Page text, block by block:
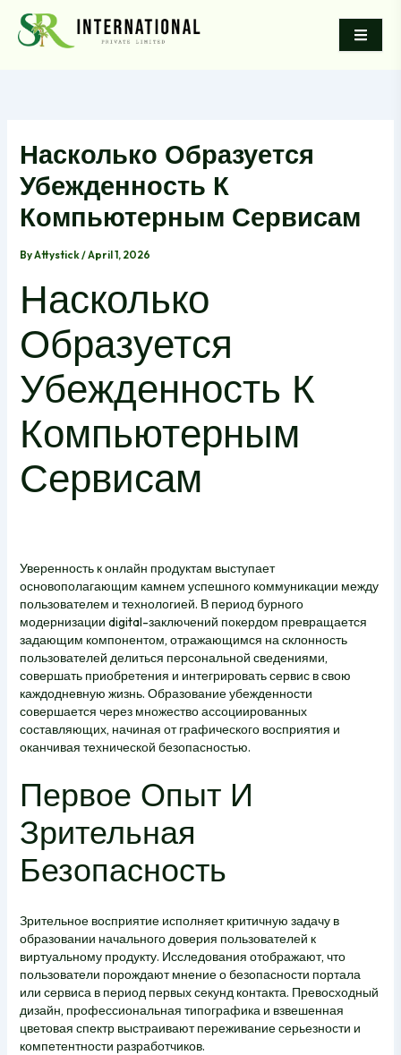
content
Насколько Образуется
Убежденность К
Компьютерным Сервисам
ByAttystick/April 1, 2026
Насколько
Образуется
Убежденность К
Компьютерным
Сервисам
Уверенность к онлайн продуктам выступает
основополагающим камнем успешного коммуникации между
пользователем и технологией. В период бурного
модернизации digital-заключений покердом превращается
задающим компонентом, отражающимся на склонность
пользователей делиться персональной сведениями,
совершать приобретения и интегрировать сервис в свою
каждодневную жизнь. Образование убежденности
совершается через множество ассоциированных
составляющих, начиная от графического восприятия и
оканчивая технической безопасностью.
Первое Опыт И
Зрительная
Безопасность
Зрительное восприятие исполняет критичную задачу в
образовании начального доверия пользователей к
виртуальному продукту. Исследования отображают, что
пользователи порождают мнение о безопасности портала
или сервиса в период первых секунд контакта. Превосходный
дизайн, профессиональная типографика и взвешенная
цветовая спектр выстраивают переживание серьезности и
компетентности разработчиков.